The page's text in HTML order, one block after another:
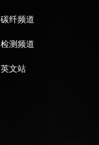
碳纤频道
检测频道
英文站